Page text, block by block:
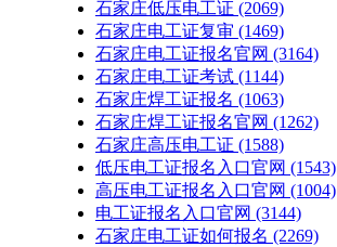
石家庄低压电工证 (2069)
石家庄电工证复审 (1469)
石家庄电工证报名官网 (3164)
石家庄电工证考试 (1144)
石家庄焊工证报名 (1063)
石家庄焊工证报名官网 (1262)
石家庄高压电工证 (1588)
低压电工证报名入口官网 (1543)
高压电工证报名入口官网 (1004)
电工证报名入口官网 (3144)
石家庄电工证如何报名 (2269)